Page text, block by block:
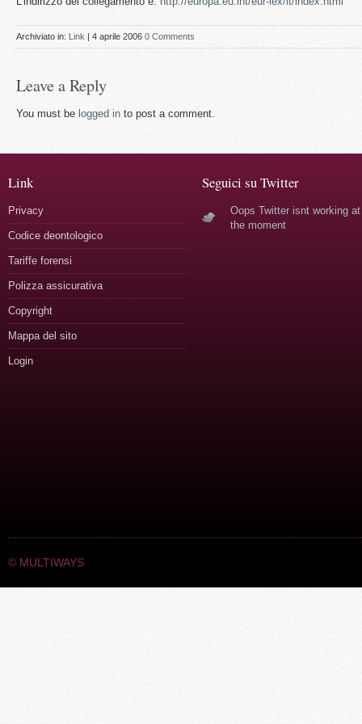
Archiviato in: Link | 4 aprile 2006 0 Comments
Leave a Reply
You must be logged in to post a comment.
Link
Privacy
Codice deontologico
Tariffe forensi
Polizza assicurativa
Copyright
Mappa del sito
Login
Seguici su Twitter
Oops Twitter isnt working at
the moment
© MULTIWAYS